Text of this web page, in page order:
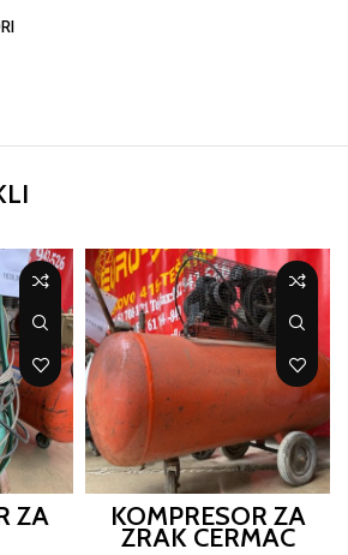
ZA KOMPRESOR ZA
ZRAK CERMAC